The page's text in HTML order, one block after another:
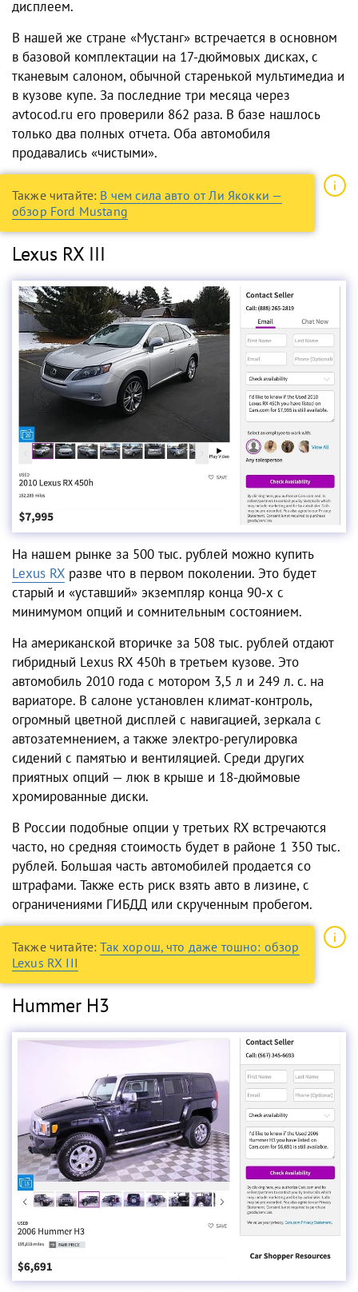
дисплеем.
В нашей же стране «Мустанг» встречается в основном
в базовой комплектации на 17-дюймовых дисках, с
тканевым салоном, обычной старенькой мультимедиа и
в кузове купе. За последние три месяца через
avtocod.ru его проверили 862 раза. В базе нашлось
только два полных отчета. Оба автомобиля
продавались «чистыми».
Также читайте: В чем сила авто от Ли Якокки —
обзор Ford Mustang
Lexus RX III
На нашем рынке за 500 тыс. рублей можно купить
Lexus RX разве что в первом поколении. Это будет
старый и «уставший» экземпляр конца 90-х с
минимумом опций и сомнительным состоянием.
На американской вторичке за 508 тыс. рублей отдают
гибридный Lexus RX 450h в третьем кузове. Это
автомобиль 2010 года с мотором 3,5 л и 249 л. с. на
вариаторе. В салоне установлен климат-контроль,
огромный цветной дисплей с навигацией, зеркала с
автозатемнением, а также электро-регулировка
сидений с памятью и вентиляцией. Среди других
приятных опций — люк в крыше и 18-дюймовые
хромированные диски.
В России подобные опции у третьих RX встречаются
часто, но средняя стоимость будет в районе 1 350 тыс.
рублей. Большая часть автомобилей продается со
штрафами. Также есть риск взять авто в лизине, с
ограничениями ГИБДД или скрученным пробегом.
Также читайте:Так хорош, что даже тошно: обзор
Lexus RX III
Hummer H3